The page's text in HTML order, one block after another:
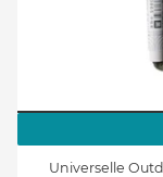
Universelle